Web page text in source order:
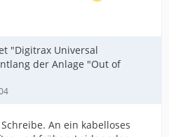
"Digitrax Universal
der Anlage "Out of
An ein kabelloses